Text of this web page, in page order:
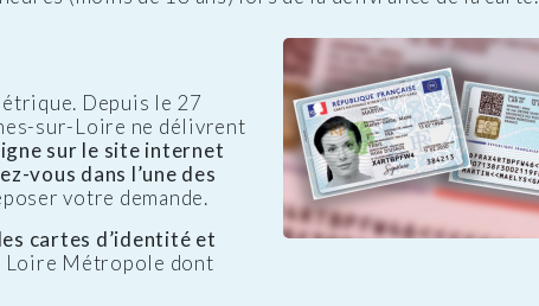
Depuis le 27
sur-Loire ne délivrent
sur le site internet
vous dans l’une des
votre demande.
cartes d’identité et
Loire Métropole dont